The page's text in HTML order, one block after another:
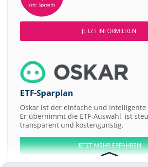
JETZT INFORMIEREN
ETF-Sparplan
Oskar ist der einfache und intelligente
Er übernimmt die ETF-Auswahl, ist
transparent und kostengünstig.
JETZT MEHR ERFAHREN